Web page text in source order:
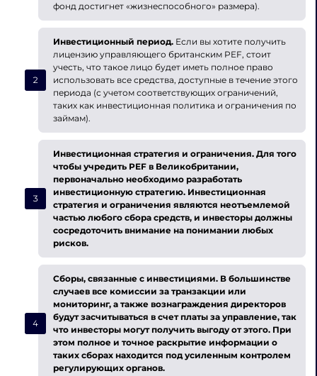
фонд достигнет «жизнеспособного» размера).
Инвестиционный период. Если вы хотите получить
лицензию управляющего британским PEF, стоит
учесть, что такое лицо будет иметь полное право
использовать все средства, доступные в течение этого
периода (с учетом соответствующих ограничений,
таких как инвестиционная политика и ограничения по
займам).
Инвестиционная стратегия и ограничения. Для того
чтобы учредить PEF в Великобритании,
первоначально необходимо разработать
инвестиционную стратегию. Инвестиционная
стратегия и ограничения являются неотъемлемой
частью любого сбора средств, и инвесторы должны
сосредоточить внимание на понимании любых
рисков.
Сборы, связанные с инвестициями.В большинстве
случаев все комиссии за транзакции или
мониторинг, а также вознаграждения директоров
будут засчитываться в счет платы за управление, так
что инвесторы могут получить выгоду от этого. При
этом полное и точное раскрытие информации о
таких сборах находится под усиленным контролем
регулирующих органов.